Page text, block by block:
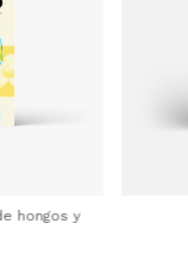
hongos y